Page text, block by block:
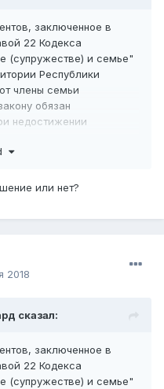
заключенное в
22 Кодекса
(супружестве) и семье"
Республики
члены семьи
обязан
недостижении
в твердой
определенного
факта отсутствия у
или нет?
2018
сказал:
заключенное в
22 Кодекса
(супружестве) и семье"